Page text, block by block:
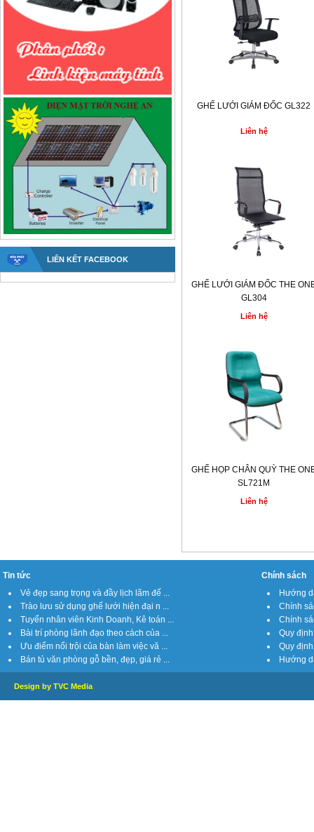
LIÊN KẾT FACEBOOK
GHẾ LƯỚI GIÁM ĐỐC GL322
Liên hệ
GHẾ LƯỚI GIÁM ĐỐC THE
GL304
Liên hệ
GHẾ HỌP CHÂN QUỲ THE
SL721M
Liên hệ
Tin tức
Vẻ đẹp sang trọng và đầy lịch lãm đế ...
Trào lưu sử dụng ghế lưới hiện đại n ...
Tuyển nhân viên Kinh Doanh, Kê toán ...
Bài trí phòng lãnh đạo theo cách của ...
Ưu điểm nổi trội của bàn làm việc vă ...
Bán tủ văn phòng gỗ bền, đẹp, giá rẻ ...
Chính sách
Hướng
Chính
Chính
Quy
Quy
Hướng
Design by TVC Media